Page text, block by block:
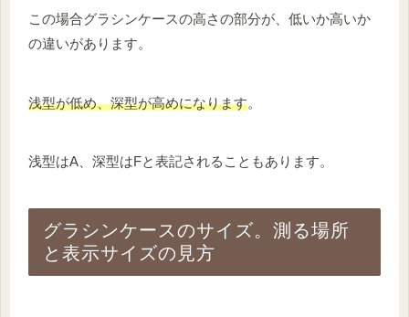
この場合グラシンケースの高さの部分が、低いか高いか
の違いがあります。
浅型が低め、深型が高めになります。
浅型はA、深型はFと表記されることもあります。
グラシンケースのサイズ。測る場所
と表示サイズの見方